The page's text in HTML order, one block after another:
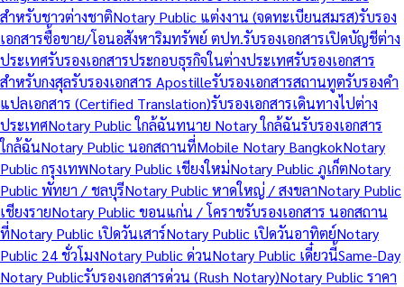
สำหรับชาวต่างชาติNotary Public แต่งงาน (จดทะเบียนสมรส)รับรอง
เอกสารซื้อขาย/โอนอสังหาริมทรัพย์ ตปท.รับรองเอกสารเปิดบัญชีต่าง
ประเทศรับรองเอกสารประกอบธุรกิจในต่างประเทศรับรองเอกสาร
สำหรับกงสุลรับรองเอกสาร Apostilleรับรองเอกสารสถานทูตรับรองคำ
แปลเอกสาร (Certified Translation)รับรองเอกสารเดินทางไปต่าง
ประเทศNotary Public ใกล้ฉันทนาย Notary ใกล้ฉันรับรองเอกสาร
ใกล้ฉันNotary Public นอกสถานที่Mobile Notary BangkokNotary
Public กรุงเทพNotary Public เชียงใหม่Notary Public ภูเก็ตNotary
Public พัทยา / ชลบุรีNotary Public หาดใหญ่ / สงขลาNotary Public
เชียงรายNotary Public ขอนแก่น / โคราชรับรองเอกสาร นอกสถาน
ที่Notary Public เปิดวันเสาร์Notary Public เปิดวันอาทิตย์Notary
Public 24 ชั่วโมงNotary Public ด่วนNotary Public เดี๋ยวนี้Same-Day
Notary Publicรับรองเอกสารด่วน (Rush Notary)Notary Public ราคา